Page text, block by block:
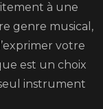
à une
genre musical,
votre
est un choix
instrument